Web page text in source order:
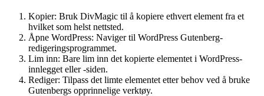
Kopier: Bruk DivMagic til å kopiere ethvert element fra et
hvilket som helst nettsted.
Åpne WordPress: Naviger til WordPress Gutenberg-
redigeringsprogrammet.
Lim inn: Bare lim inn det kopierte elementet i WordPress-
innlegget eller -siden.
Rediger: Tilpass det limte elementet etter behov ved å bruke
Gutenbergs opprinnelige verktøy.